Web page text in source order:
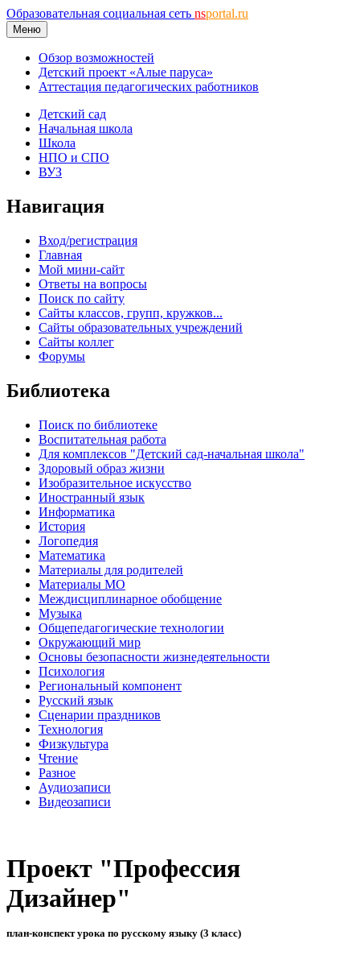
Образовательная социальная сеть nsportal.ru
Меню
Обзор возможностей
Детский проект «Алые паруса»
Аттестация педагогических работников
Детский сад
Начальная школа
Школа
НПО и СПО
ВУЗ
Навигация
Вход/регистрация
Главная
Мой мини-сайт
Ответы на вопросы
Поиск по сайту
Сайты классов, групп, кружков...
Сайты образовательных учреждений
Сайты коллег
Форумы
Библиотека
Поиск по библиотеке
Воспитательная работа
Для комплексов "Детский сад-начальная школа"
Здоровый образ жизни
Изобразительное искусство
Иностранный язык
Информатика
История
Логопедия
Математика
Материалы для родителей
Материалы МО
Междисциплинарное обобщение
Музыка
Общепедагогические технологии
Окружающий мир
Основы безопасности жизнедеятельности
Психология
Региональный компонент
Русский язык
Сценарии праздников
Технология
Физкультура
Чтение
Разное
Аудиозаписи
Видеозаписи
Проект "Профессия
Дизайнер"
план-конспект урока по русскому языку (3 класс)